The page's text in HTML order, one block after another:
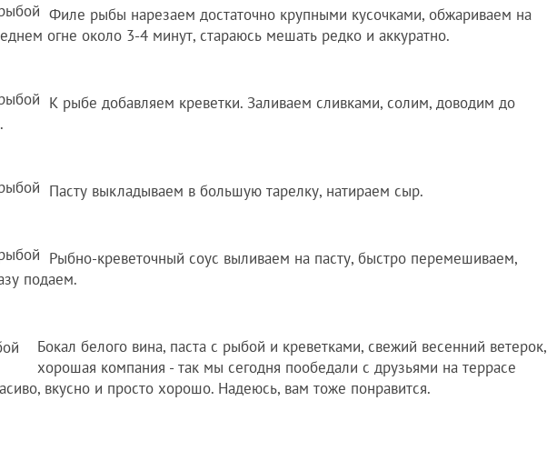
Филе рыбы нарезаем достаточно крупными кусочками, обжариваем на
огне около 3-4 минут, стараюсь мешать редко и аккуратно.
К рыбе добавляем креветки. Заливаем сливками, солим, доводим до
Пасту выкладываем в большую тарелку, натираем сыр.
Рыбно-креветочный соус выливаем на пасту, быстро перемешиваем,
подаем.
Бокал белого вина, паста с рыбой и креветками, свежий весенний ветерок,
хорошая компания - так мы сегодня пообедали с друзьями на террасе
вкусно и просто хорошо. Надеюсь, вам тоже понравится.